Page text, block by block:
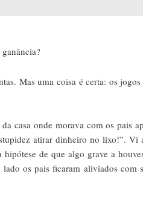
Mas uma coisa é certa: os
casa onde morava com os pais
atirar dinheiro no lixo!”. Vi
de que algo grave a
os pais ficaram aliviados com